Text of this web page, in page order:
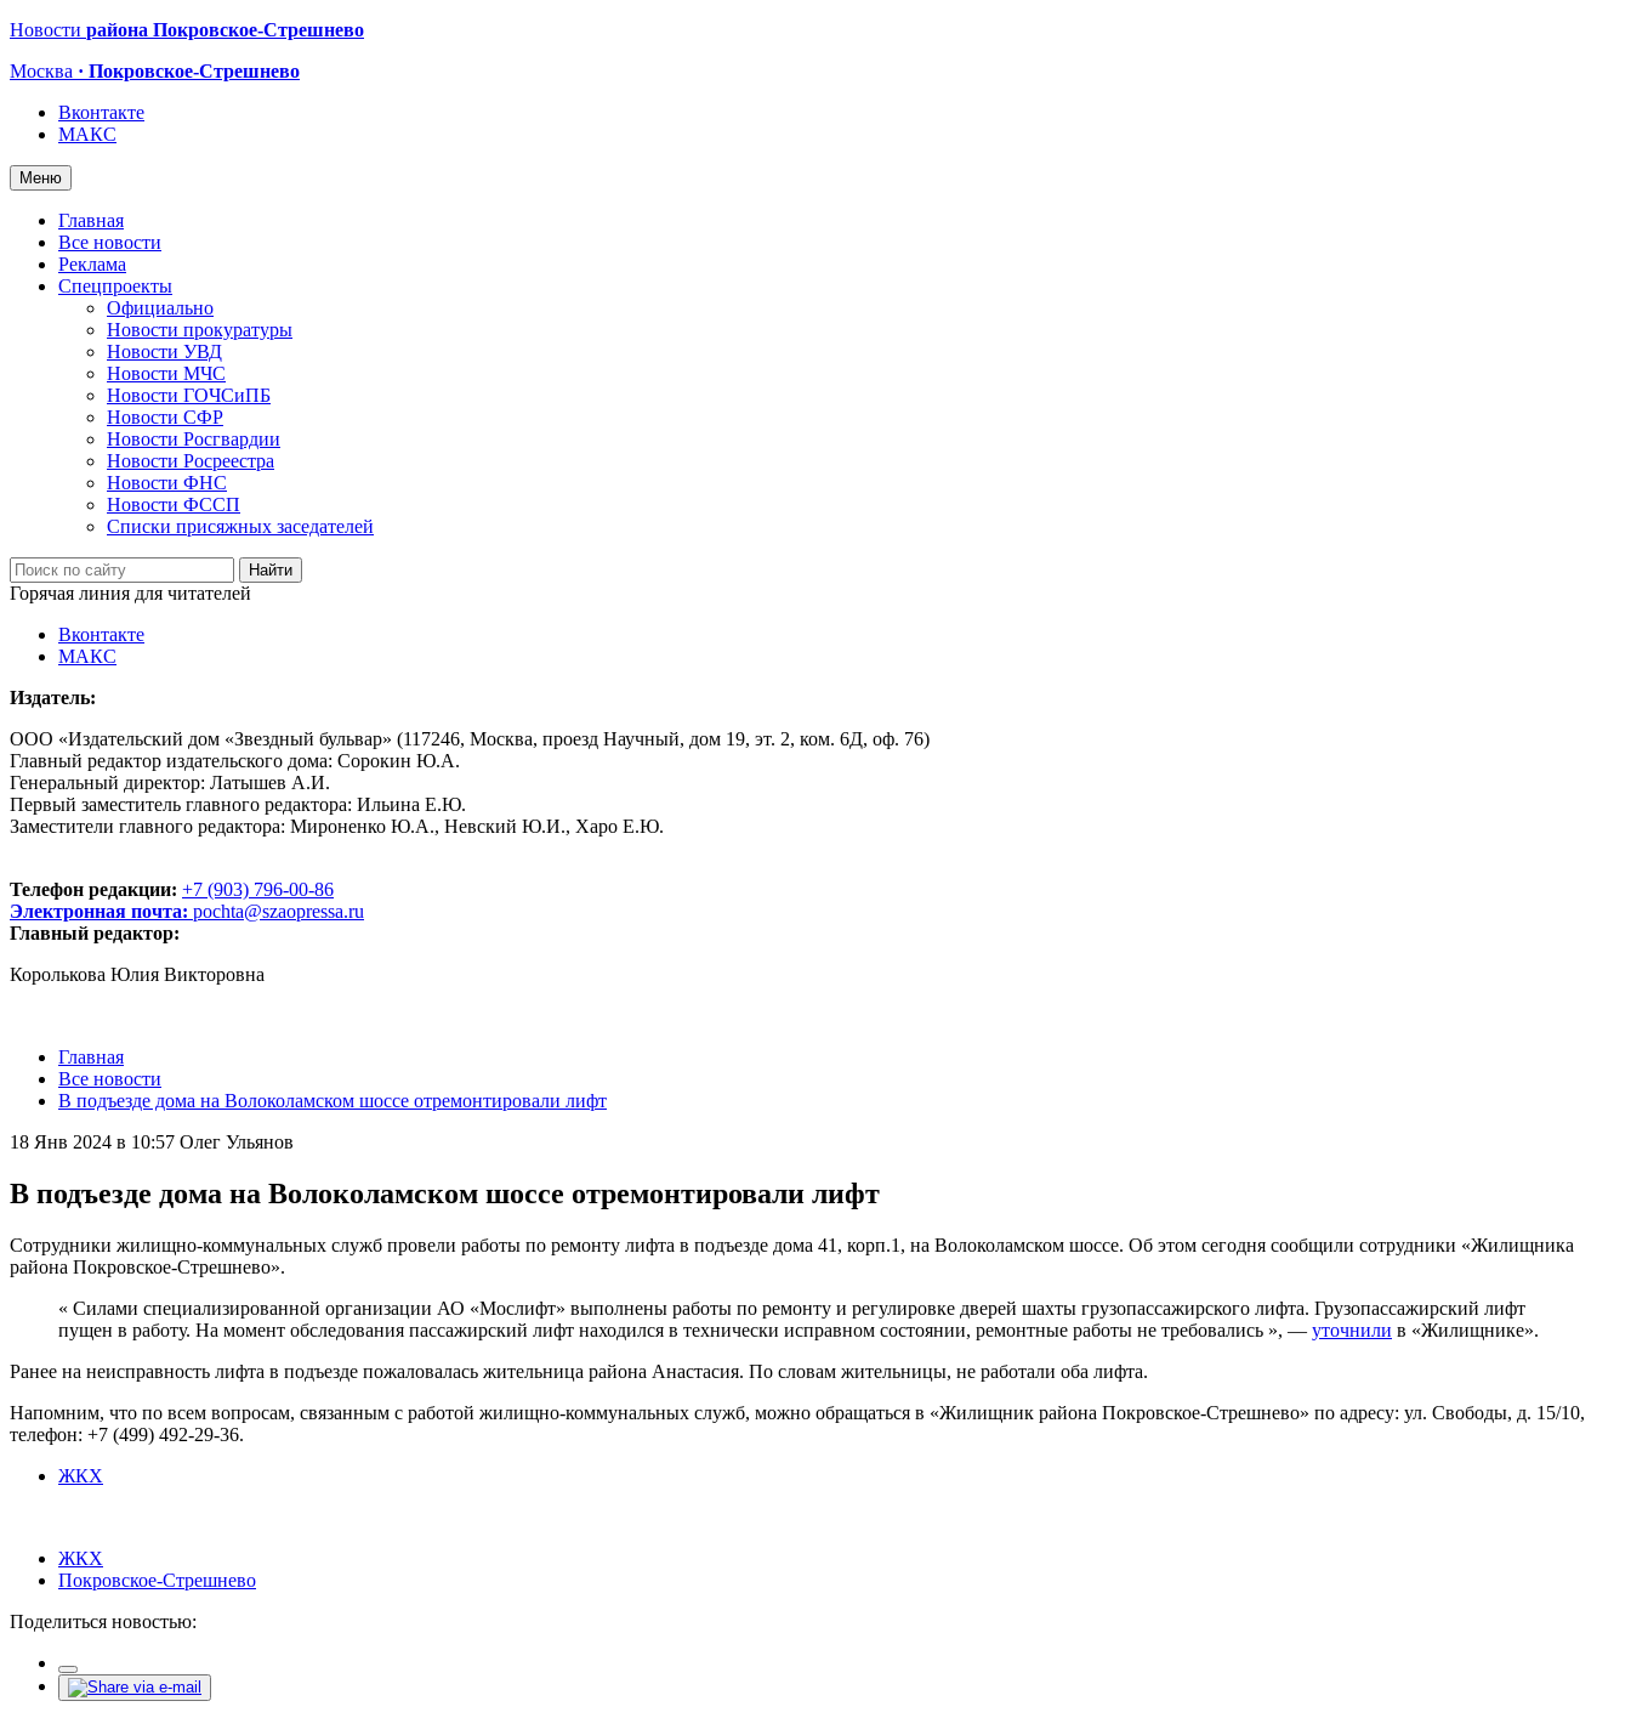
Новости района Покровское-Стрешнево
Москва · Покровское-Стрешнево
Вконтакте
МАКС
Меню
Главная
Все новости
Реклама
Спецпроекты
Официально
Новости прокуратуры
Новости УВД
Новости МЧС
Новости ГОЧСиПБ
Новости СФР
Новости Росгвардии
Новости Росреестра
Новости ФНС
Новости ФССП
Списки присяжных заседателей
Горячая линия для читателей
Вконтакте
МАКС
Издатель:
ООО «Издательский дом «Звездный бульвар» (117246, Москва, проезд Научный, дом 19, эт. 2, ком. 6Д, оф. 76)
Главный редактор издательского дома: Сорокин Ю.А.
Генеральный директор: Латышев А.И.
Первый заместитель главного редактора: Ильина Е.Ю.
Заместители главного редактора: Мироненко Ю.А., Невский Ю.И., Харо Е.Ю.
Телефон редакции: +7 (903) 796-00-86
Электронная почта: pochta@szaopressa.ru
Главный редактор:
Королькова Юлия Викторовна
Главная
Все новости
В подъезде дома на Волоколамском шоссе отремонтировали лифт
18 Янв 2024 в 10:57 Олег Ульянов
В подъезде дома на Волоколамском шоссе отремонтировали лифт
Сотрудники жилищно-коммунальных служб провели работы по ремонту лифта в подъезде дома 41, корп.1, на Волоколамском шоссе. Об этом сегодня сообщили сотрудники «Жилищника
района Покровское-Стрешнево».
« Силами специализированной организации АО «Мослифт» выполнены работы по ремонту и регулировке дверей шахты грузопассажирского лифта. Грузопассажирский лифт
пущен в работу. На момент обследования пассажирский лифт находился в технически исправном состоянии, ремонтные работы не требовались », — уточнили в «Жилищнике».
Ранее на неисправность лифта в подъезде пожаловалась жительница района Анастасия. По словам жительницы, не работали оба лифта.
Напомним, что по всем вопросам, связанным с работой жилищно-коммунальных служб, можно обращаться в «Жилищник района Покровское-Стрешнево» по адресу: ул. Свободы, д. 15/10​,
телефон: +7 (499) 492-29-36.
ЖКХ
ЖКХ
Покровское-Стрешнево
Поделиться новостью: